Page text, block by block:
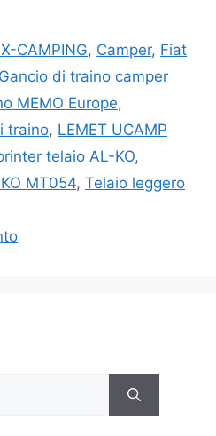
CAMPING, Camper, Fiat
Gancio di traino camper
MEMO Europe,
traino, LEMET UCAMP
telaio AL-KO,
MT054, Telaio leggero